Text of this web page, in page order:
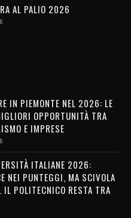
AL PALIO 2026
IN PIEMONTE NEL 2026: LE
OPPORTUNITÀ TRA
E IMPRESE
ITALIANE 2026:
NEI PUNTEGGI, MA SCIVOLA
POLITECNICO RESTA TRA